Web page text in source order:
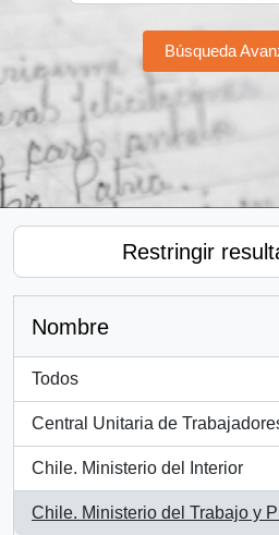
Búsqueda
Restringir
Nombre
Todos
Central Unitaria de
, 1 resultados
Chile. Ministerio del Interior
, 1 resultados
Chile. Ministerio del Trabajo y
, 1 resultados